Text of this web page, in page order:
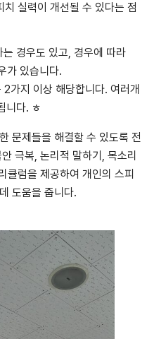
실력이 개선될 수 있다는 점
경우도 있고, 경우에 따라
가 있습니다.
가지 이상 해당합니다. 여러개
니다. ㅎ
문제들을 해결할 수 있도록 전
극복, 논리적 말하기, 목소리
큘럼을 제공하여 개인의 스피
도움을 줍니다.